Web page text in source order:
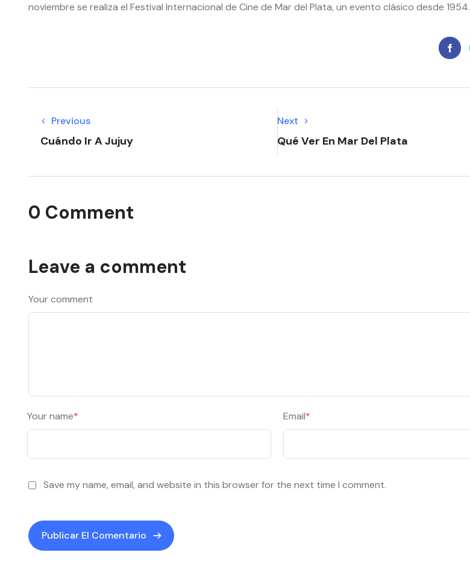
noviembre se realiza el Festival Internacional de Cine de Mar del Plata, un evento clásico desde 1954.
Previous
Cuándo Ir A Jujuy
Next
Qué Ver En Mar Del Plata
0 Comment
Leave a comment
Your comment
Your name* Email*
Save my name, email, and website in this browser for the next time I comment.